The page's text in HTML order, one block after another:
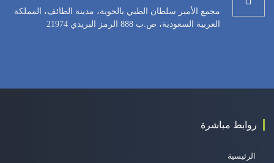
مجمع الأمير سلطان الطبي بالحوية، مدينة الطائف، المملكة
العربية السعودية، ص.ب 888 الرمز البريدي 21974
روابط مباشرة
الرئيسية